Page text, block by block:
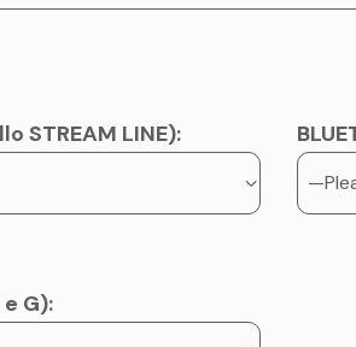
STREAM LINE):
G):